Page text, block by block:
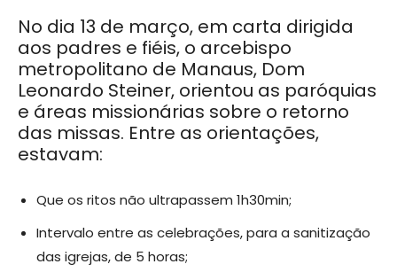
No dia 13 de março, em carta dirigida
aos padres e fiéis, o arcebispo
metropolitano de Manaus, Dom
Leonardo Steiner, orientou as paróquias
e áreas missionárias sobre o retorno
das missas. Entre as orientações,
estavam:
Que os ritos não ultrapassem 1h30min;
Intervalo entre as celebrações, para a sanitização
das igrejas, de 5 horas;